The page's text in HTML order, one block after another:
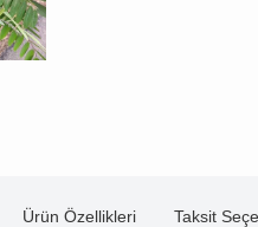
Ürün Özellikleri Taksit